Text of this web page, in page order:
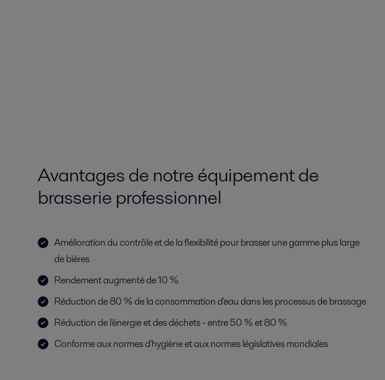
Avantages de notre équipement de
brasserie professionnel
Amélioration du contrôle et de la flexibilité pour brasser une gamme plus large
de bières
Rendement augmenté de 10 %
Réduction de 80 % de la consommation d'eau dans les processus de brassage
Réduction de l'énergie et des déchets - entre 50 % et 80 %
Conforme aux normes d'hygiène et aux normes législatives mondiales